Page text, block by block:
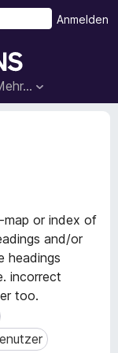
Anmelden
map or index of
and/or
headings
incorrect
too.